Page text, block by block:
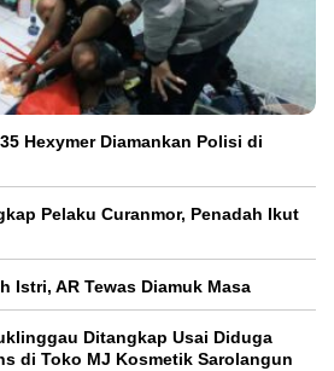
Hexymer Diamankan Polisi di
Pelaku Curanmor, Penadah Ikut
Istri, AR Tewas Diamuk Masa
Ditangkap Usai Diduga
di Toko MJ Kosmetik Sarolangun